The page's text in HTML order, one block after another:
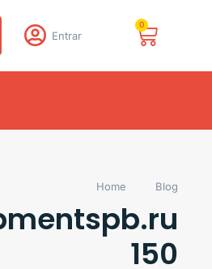
Entrar
0
Home Blog
150